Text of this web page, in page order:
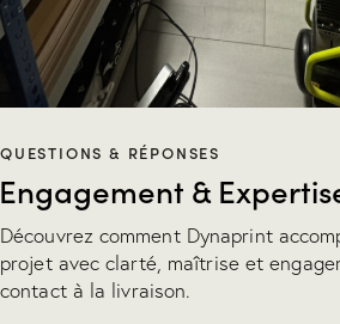
QUESTIONS & RÉPONSES
Engagement &
Découvrez comment Dynaprint
projet avec clarté, maîtrise et
contact à la livraison.